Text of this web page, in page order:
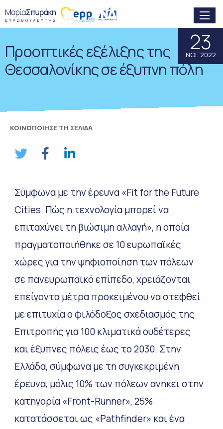
Προοπτικές εξέλιξης της
Θεσσαλονίκης σε έξυπνη πόλη
23
ΝΟΕ 2022
Σύμφωνα με την έρευνα «Fit for the Future
Cities: Πώς η τεχνολογία μπορεί να
επιταχύνει τη βιώσιμη αλλαγή», η οποία
πραγματοποιήθηκε σε 10 ευρωπαϊκές
χώρες για την ψηφιοποίηση των πόλεων
σε πανευρωπαϊκό επίπεδο, χρειάζονται
επείγοντα μέτρα προκειμένου να στεφθεί
με επιτυχία ο φιλόδοξος σχεδιασμός της
Επιτροπής για 100 κλιματικά ουδέτερες
και έξυπνες πόλεις έως το 2030. Στην
Ελλάδα, σύμφωνα με τη συγκεκριμένη
έρευνα, μόλις 10% των πόλεων ανήκει στην
κατηγορία «Front-Runner», 25%
κατατάσσεται ως «Pathfinder» και ένα
ΚΟΙΝΟΠΟΙΗΣΕ ΤΗ ΣΕΛΙΔΑ